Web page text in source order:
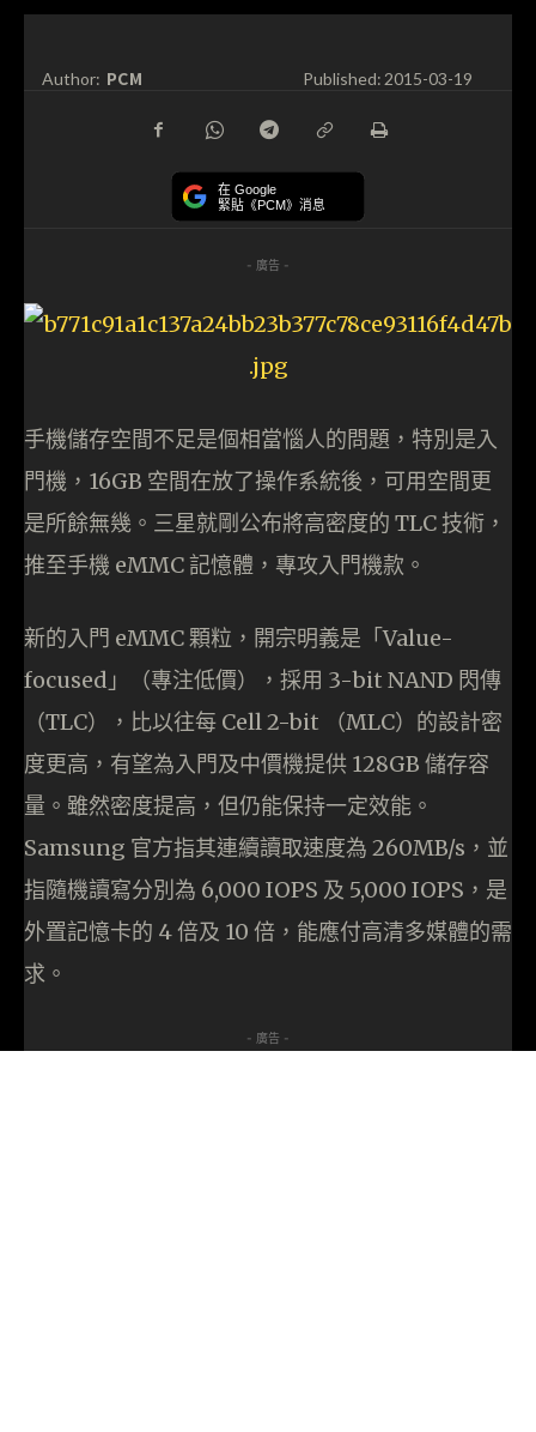
Author: PCM Published:2015-03-19
在 Google
緊貼《PCM》消息
- 廣告 -
手機儲存空間不足是個相當惱人的問題，特別是入
門機，16GB 空間在放了操作系統後，可用空間更
是所餘無幾。三星就剛公布將高密度的 TLC 技術，
推至手機 eMMC 記憶體，專攻入門機款。
新的入門 eMMC 顆粒，開宗明義是「Value-
focused」（專注低價），採用 3-bit NAND 閃傳
（TLC），比以往每 Cell 2-bit （MLC）的設計密
度更高，有望為入門及中價機提供 128GB 儲存容
量。雖然密度提高，但仍能保持一定效能。
Samsung 官方指其連續讀取速度為 260MB/s，並
指隨機讀寫分別為 6,000 IOPS 及 5,000 IOPS，是
外置記憶卡的 4 倍及 10 倍，能應付高清多媒體的需
求。
- 廣告 -